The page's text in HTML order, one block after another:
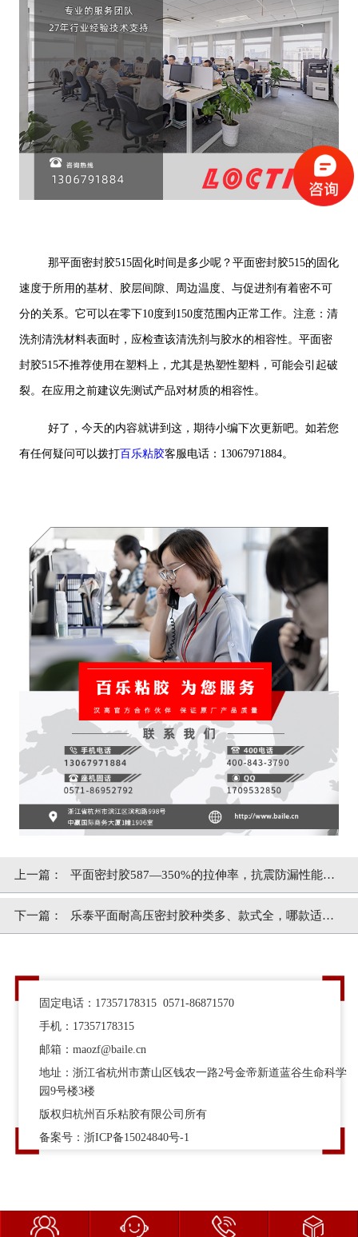
那平面密封胶515固化时间是多少呢？平面密封胶515的固化
速度于所用的基材、胶层间隙、周边温度、与促进剂有着密不可
分的关系。它可以在零下10度到150度范围内正常工作。注意：清
洗剂清洗材料表面时，应检查该清洗剂与胶水的相容性。平面密
封胶515不推荐使用在塑料上，尤其是热塑性塑料，可能会引起破
裂。在应用之前建议先测试产品对材质的相容性。
好了，今天的内容就讲到这，期待小编下次更新吧。如若您
有任何疑问可以拨打百乐粘胶客服电话：13067971884。
上一篇： 平面密封胶587—350%的拉伸率，抗震防漏性能更
佳[百乐粘胶]
下一篇： 乐泰平面耐高压密封胶种类多、款式全，哪款适
固定电话：17357178315 0571-86871570
手机：17357178315
邮箱：maozf@baile.cn
地址：浙江省杭州市萧山区钱农一路2号金帝新道蓝谷生命科学
园9号楼3楼
版权归杭州百乐粘胶有限公司所有
备案号：浙ICP备15024840号-1